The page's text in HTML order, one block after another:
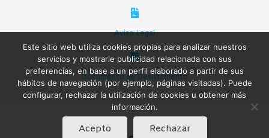
Aviso Legal
Documento de Desistimiento
Este sitio web utiliza cookies propias para analizar nuestros
servicios y mostrarle publicidad relacionada con sus
preferencias, en base a un perfil elaborado a partir de sus
hábitos de navegación (por ejemplo, páginas visitadas). Puede
configurar, rechazar la utilización de cookies u obtener más
información.
Acepto Rechazar